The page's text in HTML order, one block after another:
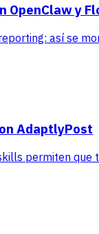
OpenClaw y
así se
AdaptlyPost
permiten